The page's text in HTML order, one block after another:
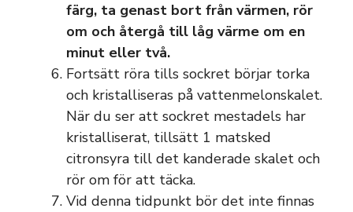
färg, ta genast bort från värmen, rör
om och återgå till låg värme om en
minut eller två.
Fortsätt röra tills sockret börjar torka
och kristalliseras på vattenmelonskalet.
När du ser att sockret mestadels har
kristalliserat, tillsätt 1 matsked
citronsyra till det kanderade skalet och
rör om för att täcka.
Vid denna tidpunkt bör det inte finnas